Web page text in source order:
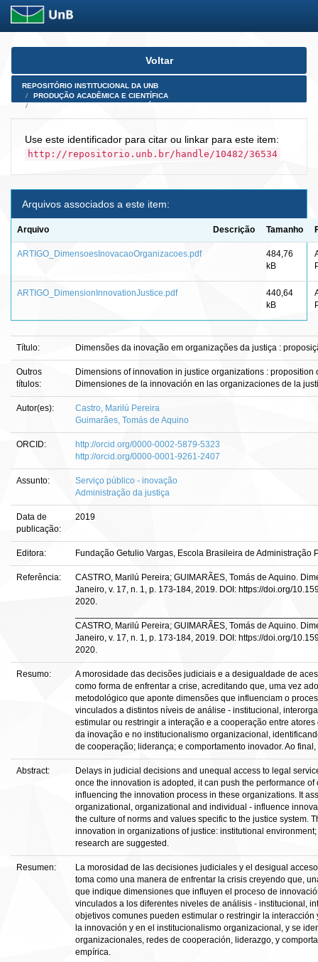
Skip
Voltar
REPOSITÓRIO INSTITUCIONAL DA UNB
PRODUÇÃO ACADÊMICA E CIENTÍFICA
Use este identificador para citar ou linkar para este item:
http://repositorio.unb.br/handle/10482/36534
Arquivos associados a este item:
Arquivo Descrição Tamanho
ARTIGO_DimensoesInovacaoOrganizacoes.pdf
484,76
kB
ARTIGO_DimensionInnovationJustice.pdf
440,64
kB
Título: Dimensões da inovação em organizações da justiça :
Outros
títulos:
Dimensions of innovation in justice organizations :
Dimensiones de la innovación en las organizaciones de la
Autor(es):
Castro, Marilú Pereira
Guimarães, Tomás de Aquino
ORCID:
http://orcid.org/0000-0002-5879-5323
http://orcid.org/0000-0001-9261-2407
Assunto:
Serviço público - inovação
Administração da justiça
Data de
publicação:
2019
Editora: Fundação Getulio Vargas, Escola Brasileira de Administração
Referência:
CASTRO, Marilú Pereira; GUIMARÃES, Tomás de Aquino.
Janeiro, v. 17, n. 1, p. 173-184, 2019. DOI: https://doi.org/
2020.
CASTRO, Marilú Pereira; GUIMARÃES, Tomás de Aquino.
Janeiro, v. 17, n. 1, p. 173-184, 2019. DOI: https://doi.org/
2020.
Resumo:
A morosidade das decisões judiciais e a desigualdade de
como forma de enfrentar a crise, acreditando que, uma vez
metodológico que aponte dimensões que influenciam o
vinculados a distintos níveis de análise - institucional,
estimular ou restringir a interação e a cooperação entre
da inovação e no institucionalismo organizacional,
de cooperação; liderança; e comportamento inovador. Ao
Abstract:
Delays in judicial decisions and unequal access to legal
once the innovation is adopted, it can push the performance
influencing the innovation process in these organizations. It
organizational, organizational and individual - influence
the culture of norms and values specific to the justice system.
innovation in organizations of justice: institutional
research are suggested.
Resumen:
La morosidad de las decisiones judiciales y el desigual
toma como una manera de enfrentar la crisis creyendo que,
que indique dimensiones que influyen el proceso de
vinculados a los diferentes niveles de análisis - institucional,
objetivos comunes pueden estimular o restringir la
la innovación y en el institucionalismo organizacional, y se
organizacionales, redes de cooperación, liderazgo, y
empírica.